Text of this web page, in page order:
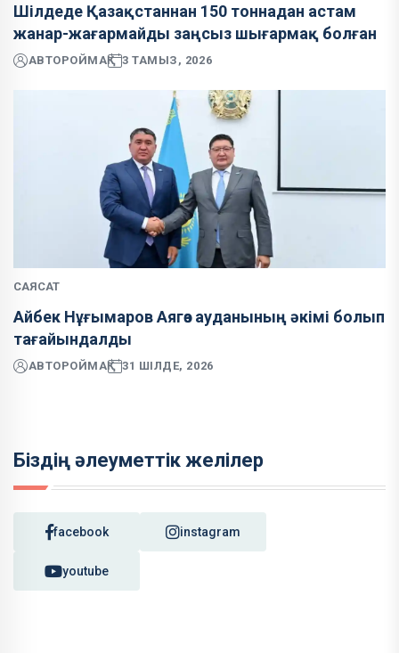
Шілдеде Қазақстаннан 150 тоннадан астам
жанар-жағармайды заңсыз шығармақ болған
АВТОРОЙМАҚ 3 ТАМЫЗ, 2026
САЯСАТ
Айбек Нұғымаров Аягөз ауданының әкімі болып
тағайындалды
АВТОРОЙМАҚ 31 ШІЛДЕ, 2026
Біздің әлеуметтік желілер
facebook instagram
youtube